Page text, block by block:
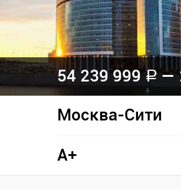
54 239 999a—
Москва-Сити
A+